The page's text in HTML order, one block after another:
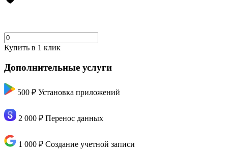
Купить в 1 клик
Дополнительные услуги
500 ₽ Установка приложений
2 000 ₽ Перенос данных
1 000 ₽ Создание учетной записи